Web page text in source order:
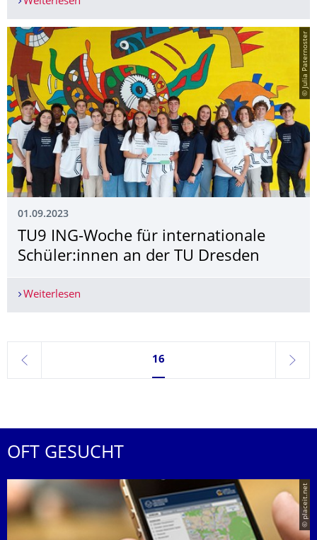
© Julia Paternoster
01.09.2023
TU9 ING-Woche für internationale
Schüler:innen an der TU Dresden
Weiterlesen
zurück
Seite 16, aktuell ausgewählt
16
weiter
OFT GESUCHT
© placeit.net